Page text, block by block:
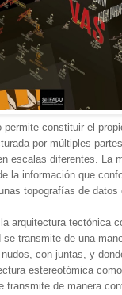
permite constituir el
por múltiples
escalas diferentes. La
la información que
topografías de datos
arquitectura tectónica
se transmite de una
con juntas, y
estereotómica
transmite de manera